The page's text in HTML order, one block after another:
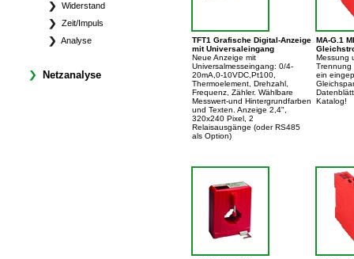
Widerstand
Zeit/Impuls
Analyse
Netzanalyse
TFT1 Grafische Digital-Anzeige
mit Universaleingang
Neue Anzeige mit
Universalmesseingang: 0/4-
20mA,0-10VDC,Pt100,
Thermoelement, Drehzahl,
Frequenz, Zähler. Wählbare
Messwert-und Hintergrundfarben
und Texten. Anzeige 2,4",
320x240 Pixel, 2
Relaisausgänge (oder RS485
als Option)
MA-G.1
Messung
Trennung
ein
Katalog!